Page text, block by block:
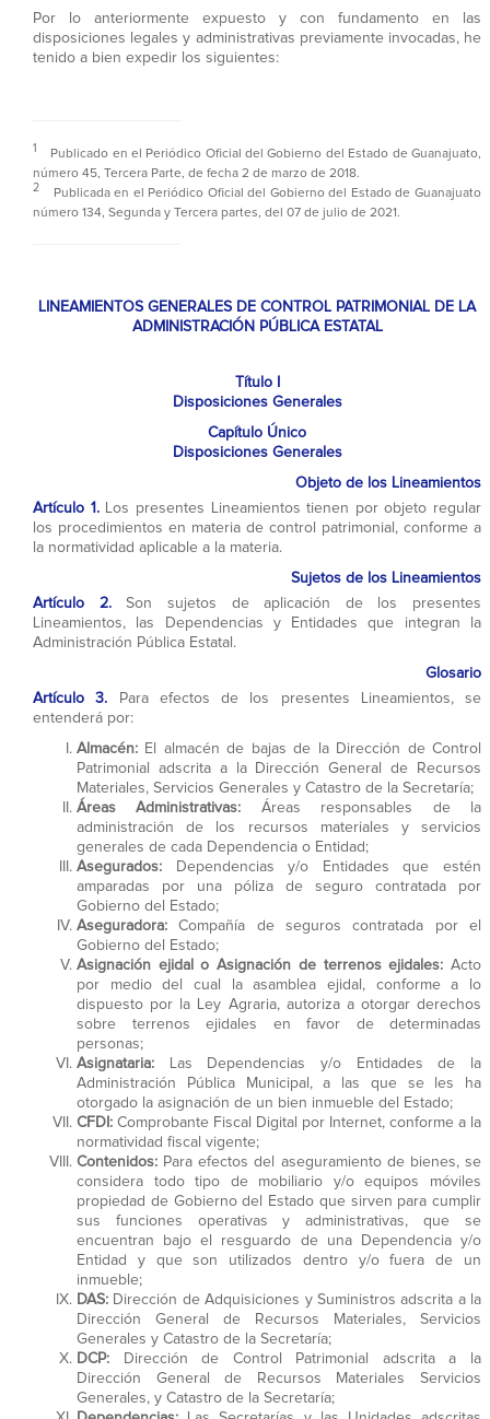
Por lo anteriormente expuesto y con fundamento en las
disposiciones legales y administrativas previamente invocadas, he
tenido a bien expedir los siguientes:
1
Publicado en el Periódico Oficial del Gobierno del Estado de Guanajuato,
número 45, Tercera Parte, de fecha 2 de marzo de 2018.
2
Publicada en el Periódico Oficial del Gobierno del Estado de Guanajuato
número 134, Segunda y Tercera partes, del 07 de julio de 2021.
LINEAMIENTOS GENERALES DE CONTROL PATRIMONIAL DE LA
ADMINISTRACIÓN PÚBLICA ESTATAL
Título I
Disposiciones Generales
Capítulo Único
Disposiciones Generales
Objeto de los Lineamientos
Artículo 1. Los presentes Lineamientos tienen por objeto regular
los procedimientos en materia de control patrimonial, conforme a
la normatividad aplicable a la materia.
Sujetos de los Lineamientos
Artículo 2.Son sujetos de aplicación de los presentes
Lineamientos, las Dependencias y Entidades que integran la
Administración Pública Estatal.
Glosario
Artículo 3.
Para efectos de los presentes Lineamientos, se
entenderá por:
Almacén: El almacén de bajas de la Dirección de Control
Patrimonial adscrita a la Dirección General de Recursos
Materiales, Servicios Generales y Catastro de la Secretaría;
Áreas Administrativas: Áreas responsables de la
administración de los recursos materiales y servicios
generales de cada Dependencia o Entidad;
Asegurados:
Dependencias y/o Entidades que estén
amparadas por una póliza de seguro contratada por
Gobierno del Estado;
Aseguradora:Compañía de seguros contratada por el
Gobierno del Estado;
Asignación ejidal o Asignación de terrenos ejidales: Acto
por medio del cual la asamblea ejidal, conforme a lo
dispuesto por la Ley Agraria, autoriza a otorgar derechos
sobre terrenos ejidales en favor de determinadas
personas;
Asignataria:
Las Dependencias y/o Entidades de la
Administración Pública Municipal, a las que se les ha
otorgado la asignación de un bien inmueble del Estado;
CFDI: Comprobante Fiscal Digital por Internet, conforme a la
normatividad fiscal vigente;
Contenidos: Para efectos del aseguramiento de bienes, se
considera todo tipo de mobiliario y/o equipos móviles
propiedad de Gobierno del Estado que sirven para cumplir
sus funciones operativas y administrativas, que se
encuentran bajo el resguardo de una Dependencia y/o
Entidad y que son utilizados dentro y/o fuera de un
inmueble;
DAS: Dirección de Adquisiciones y Suministros adscrita a la
Dirección General de Recursos Materiales, Servicios
Generales y Catastro de la Secretaría;
DCP:
Dirección de Control Patrimonial adscrita a la
Dirección General de Recursos Materiales Servicios
Generales, y Catastro de la Secretaría;